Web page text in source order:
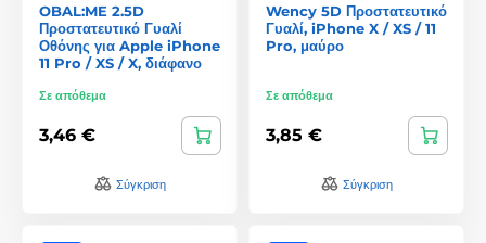
OBAL:ME 2.5D
Προστατευτικό Γυαλί
Οθόνης για Apple iPhone
11 Pro / XS / X, διάφανο
Σε απόθεμα
3,46 €
Σύγκριση
Wency 5D Προστατευτικό
Γυαλί, iPhone X / XS / 11
Pro, μαύρο
Σε απόθεμα
3,85 €
Σύγκριση